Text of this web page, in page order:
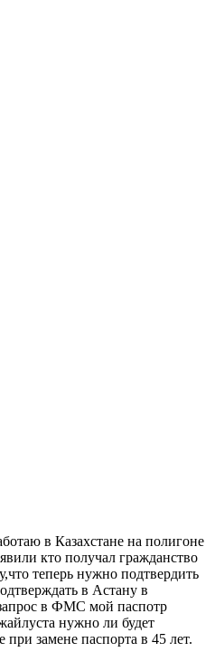
в Казахстане на полигоне
кто получал гражданство
теперь нужно подтвердить
в Астану в
в ФМС мой паспотр
нужно ли будет
замене паспорта в 45 лет.